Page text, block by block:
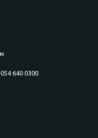
640 0300